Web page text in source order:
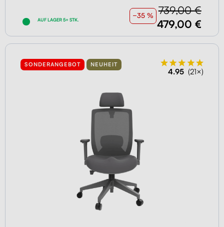
AUF LAGER 5+ STK.
−35 %
739,00 €
479,00 €
SONDERANGEBOT NEUHEIT
4.95 (21×)